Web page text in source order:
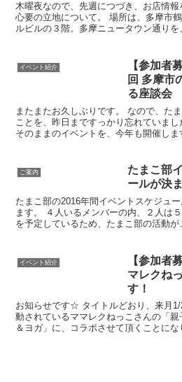
木曜夜なので、先週につづき、お店情
心要の立地について。 場所は、多摩市
ルビルの３階。多摩ニュータウン通り
イベント紹介
【参加者
回 多摩市
る座談会
またまたお久しぶりです。 なので、た
ことを、昨日まですっかり忘れていま
そのままのイベントを、今年も開催し
ご案内
たまこ部
ールが決
たまこ部の2016年間イベントスケジュ
ます。 ４人いるメンバーの内、２人は
を予定しているため、たまこ部の活動が
イベント紹介
【参加者
マレクね
す！
お知らせです☆ タイトルどおり、来月
動されているママレクねっこさんの「
＆ヨガ」に、コラボさせて頂くことに